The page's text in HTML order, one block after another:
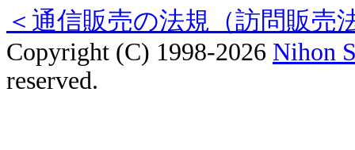
＜通信販売の法規（訪問販売
Copyright (C) 1998-2026 Nihon
reserved.